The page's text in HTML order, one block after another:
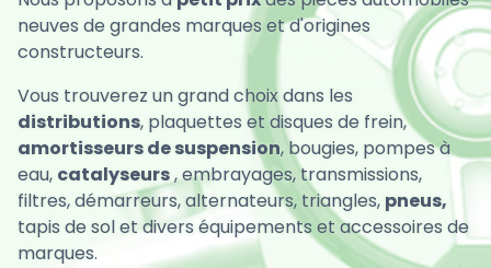
neuves de grandes marques et d'origines
constructeurs.
Vous trouverez un grand choix dans les
distributions, plaquettes et disques de frein,
amortisseurs de suspension, bougies, pompes à
eau, catalyseurs, embrayages, transmissions,
filtres, démarreurs, alternateurs, triangles, pneus,
tapis de sol et divers équipements et accessoires de
marques.